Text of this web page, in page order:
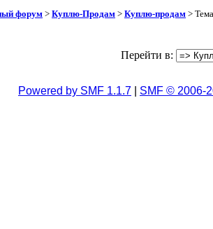
форум > Куплю-Продам > Куплю-продам >
Перейти в:
Powered by SMF 1.1.7 SMF © 2006-